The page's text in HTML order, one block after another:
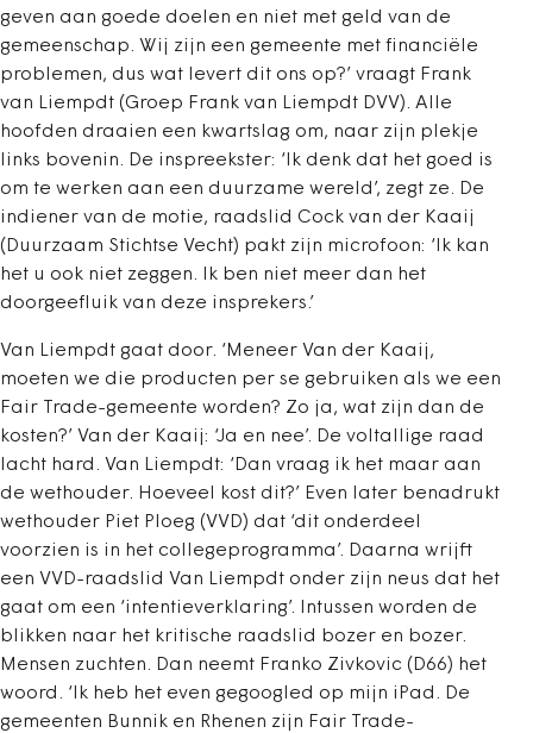
geven aan goede doelen en niet met geld van de
gemeenschap. Wij zijn een gemeente met financiële
problemen, dus wat levert dit ons op?’ vraagt Frank
van Liempdt (Groep Frank van Liempdt DVV). Alle
hoofden draaien een kwartslag om, naar zijn plekje
links bovenin. De inspreekster: ‘Ik denk dat het goed is
om te werken aan een duurzame wereld’, zegt ze. De
indiener van de motie, raadslid Cock van der Kaaij
(Duurzaam Stichtse Vecht) pakt zijn microfoon: ‘Ik kan
het u ook niet zeggen. Ik ben niet meer dan het
doorgeefluik van deze insprekers.’
Van Liempdt gaat door. ‘Meneer Van der Kaaij,
moeten we die producten per se gebruiken als we een
Fair Trade-gemeente worden? Zo ja, wat zijn dan de
kosten?’ Van der Kaaij: ‘Ja en nee’. De voltallige raad
lacht hard. Van Liempdt: ‘Dan vraag ik het maar aan
de wethouder. Hoeveel kost dit?’ Even later benadrukt
wethouder Piet Ploeg (VVD) dat ‘dit onderdeel
voorzien is in het collegeprogramma’. Daarna wrijft
een VVD-raadslid Van Liempdt onder zijn neus dat het
gaat om een ‘intentieverklaring’. Intussen worden de
blikken naar het kritische raadslid bozer en bozer.
Mensen zuchten. Dan neemt Franko Zivkovic (D66) het
woord. ‘Ik heb het even gegoogled op mijn iPad. De
gemeenten Bunnik en Rhenen zijn Fair Trade-